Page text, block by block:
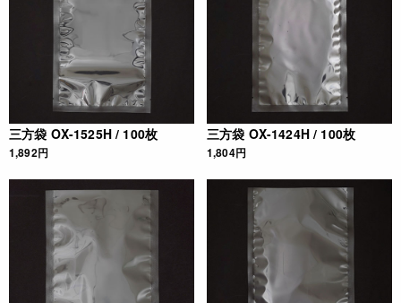
三方袋 OX-1525H / 100枚
1,892円
三方袋 OX-1424H / 100枚
1,804円